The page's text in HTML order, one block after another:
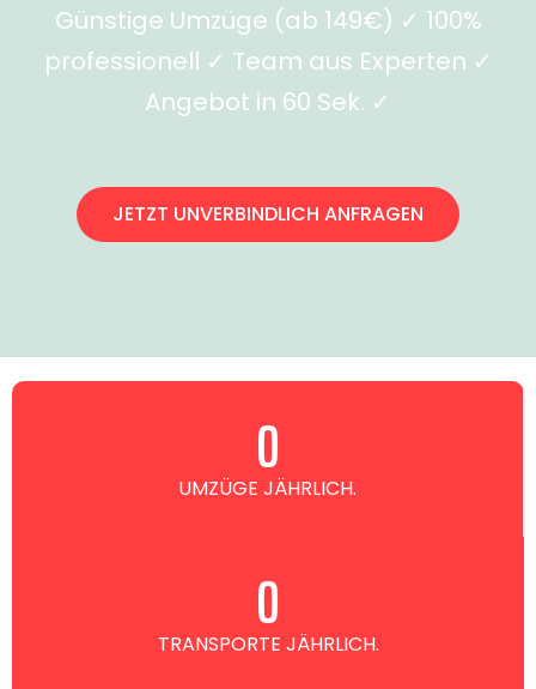
Günstige Umzüge (ab 149€) ✓ 100%
professionell ✓ Team aus Experten ✓
Angebot in 60 Sek. ✓
JETZT UNVERBINDLICH ANFRAGEN
UMZÜGE JÄHRLICH.
0
TRANSPORTE JÄHRLICH.
0